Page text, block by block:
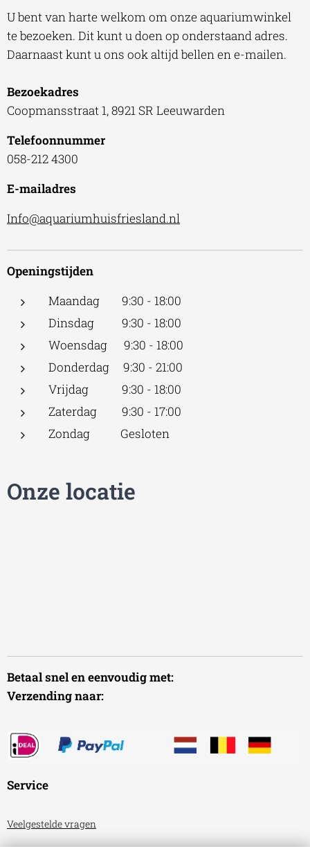
U bent van harte welkom om onze aquariumwinkel
te bezoeken. Dit kunt u doen op onderstaand adres.
Daarnaast kunt u ons ook altijd bellen en e-mailen.
Bezoekadres
Coopmansstraat 1, 8921 SR Leeuwarden
Telefoonnummer
058-212 4300
E-mailadres
Info@aquariumhuisfriesland.nl
Openingstijden
Maandag 9:30 - 18:00
Dinsdag 9:30 - 18:00
Woensdag 9:30 - 18:00
Donderdag 9:30 - 21:00
Vrijdag 9:30 - 18:00
Zaterdag 9:30 - 17:00
Zondag Gesloten
Onze locatie
Betaal snel en eenvoudig met:
Verzending naar:
Service
Veelgestelde vragen